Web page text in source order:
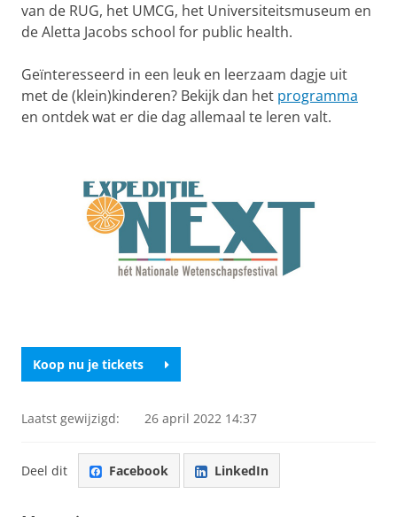
van de RUG, het UMCG, het Universiteitsmuseum en
de Aletta Jacobs school for public health.
Geïnteresseerd in een leuk en leerzaam dagje uit
met de (klein)kinderen? Bekijk dan het programma
en ontdek wat er die dag allemaal te leren valt.
Koop nu je tickets
Laatst gewijzigd: 26 april 2022 14:37
Deel dit Facebook LinkedIn